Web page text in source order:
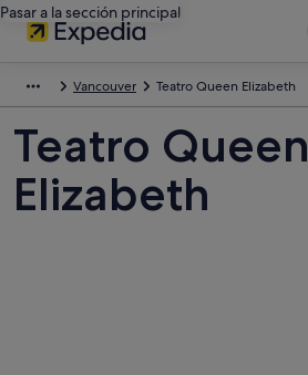
Pasar a la sección principal
Vancouver Teatro Queen Elizabeth
Teatro Queen
Elizabeth